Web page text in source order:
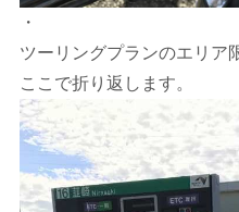
・
ツーリングプランのエリア
ここで折り返します。